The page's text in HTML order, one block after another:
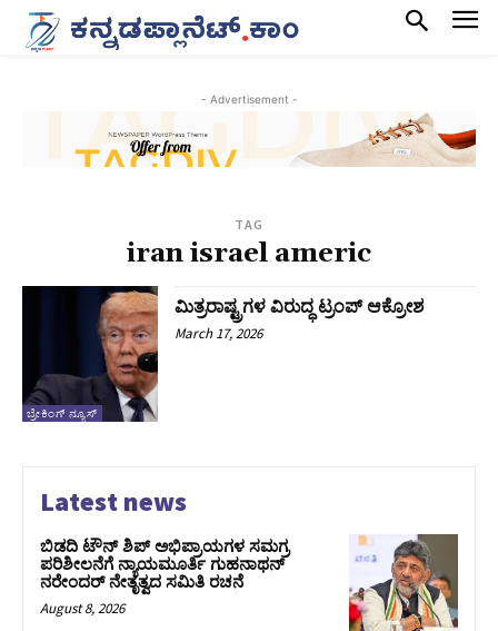
- Advertisement -
TAG
iran israel americ
ಬ್ರೇಕಿಂಗ್ ನ್ಯೂಸ್
ಮಿತ್ರರಾಷ್ಟ್ರಗಳ ವಿರುದ್ಧ ಟ್ರಂಪ್ ಆಕ್ರೋಶ
March 17, 2026
Latest news
ಬಿಡದಿ ಟೌನ್ ಶಿಪ್ ಅಭಿಪ್ರಾಯಗಳ ಸಮಗ್ರ
ಪರಿಶೀಲನೆಗೆ ನ್ಯಾಯಮೂರ್ತಿ ಗುಹನಾಥನ್
ನರೇಂದರ್ ನೇತೃತ್ವದ ಸಮಿತಿ ರಚನೆ
August 8, 2026